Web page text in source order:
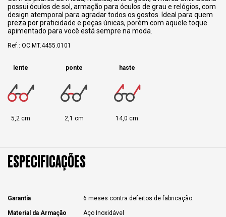
possui óculos de sol, armação para óculos de grau e relógios, com
design atemporal para agradar todos os gostos. Ideal para quem
preza por praticidade e peças únicas, porém com aquele toque
apimentado para você está sempre na moda.
Ref.: OC.MT.4455.0101
lente
5,2 cm
ponte
2,1 cm
haste
14,0 cm
ESPECIFICAÇÕES
Garantia 6 meses contra defeitos de fabricação.
Material da Armação Aço Inoxidável